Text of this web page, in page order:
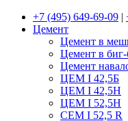
+7 (495) 649-69-09 |
Цемент
Цемент в
Цемент в биг-
Цемент
ЦЕМ I 42,5Б
ЦЕМ I 42,5Н
ЦЕМ I 52,5Н
CEM I 52,5 R